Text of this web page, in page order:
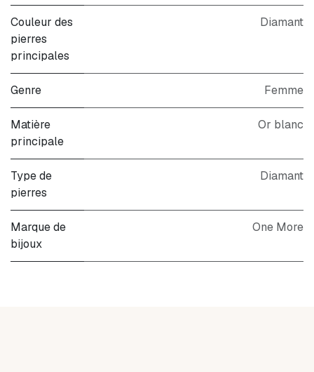
Couleur des
pierres
principales
Diamant
Genre Femme
Matière
principale
Or blanc
Type de
pierres
Diamant
Marque de
bijoux
One More